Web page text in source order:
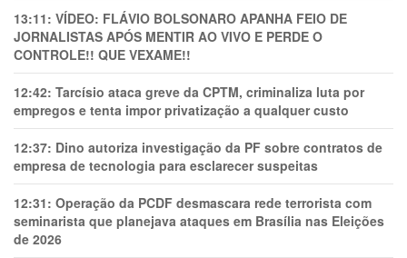
13:11: VÍDEO: FLÁVIO BOLSONARO APANHA FEIO DE
JORNALISTAS APÓS MENTIR AO VIVO E PERDE O
CONTROLE!! QUE VEXAME!!
12:42: Tarcísio ataca greve da CPTM, criminaliza luta por
empregos e tenta impor privatização a qualquer custo
12:37: Dino autoriza investigação da PF sobre contratos de
empresa de tecnologia para esclarecer suspeitas
12:31: Operação da PCDF desmascara rede terrorista com
seminarista que planejava ataques em Brasília nas Eleições
de 2026